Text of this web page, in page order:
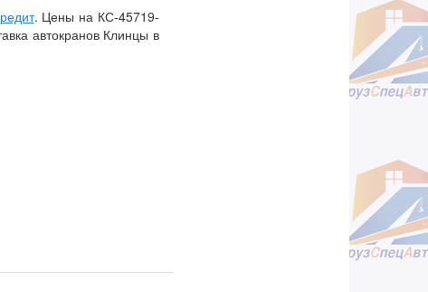
. Цены на КС-45719-
автокранов Клинцы в